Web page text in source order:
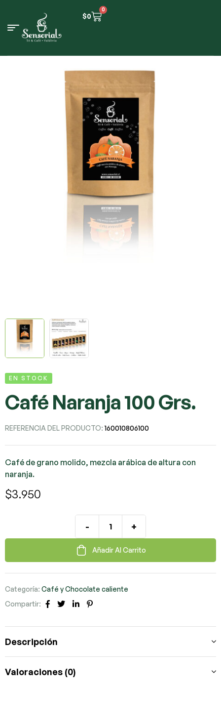
$0
0
EN STOCK
Café Naranja 100 Grs.
REFERENCIA DEL PRODUCTO:160010806100
Café de grano molido, mezcla arábica de altura con
naranja.
$3.950
- +
Añadir Al Carrito
Categoría: Café y Chocolate caliente
Compartir:
Facebook
TwitterLinkedIn
Descripción
Valoraciones (0)